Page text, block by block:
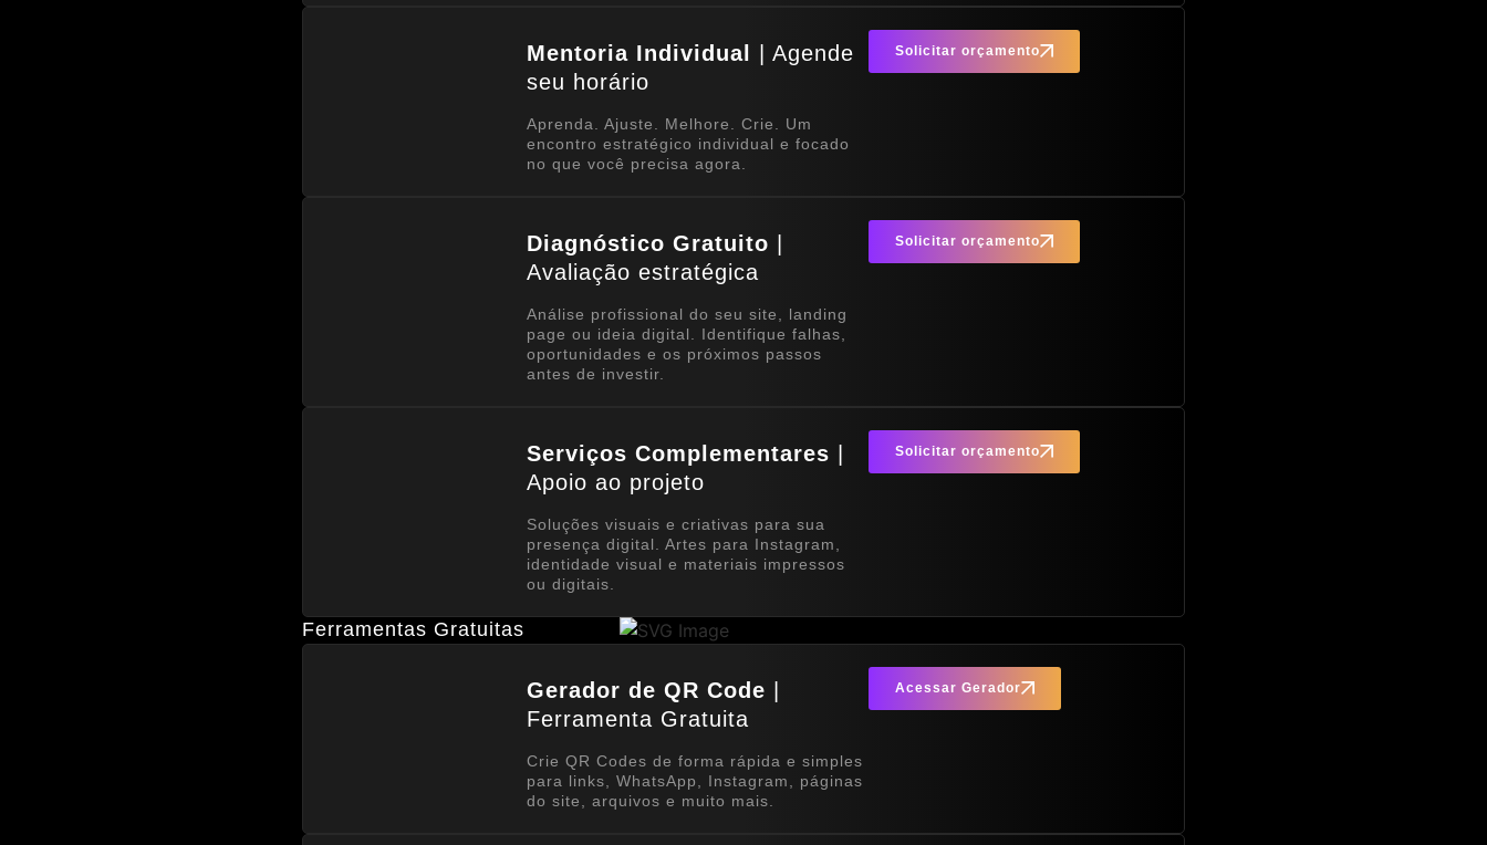
Mentoria Individual | Agende
seu horário
Aprenda. Ajuste. Melhore. Crie. Um
encontro estratégico individual e focado
no que você precisa agora.
Solicitar orçamento
Diagnóstico Gratuito |
Avaliação estratégica
Análise profissional do seu site, landing
page ou ideia digital. Identifique falhas,
oportunidades e os próximos passos
antes de investir.
Solicitar orçamento
Serviços Complementares |
Apoio ao projeto
Soluções visuais e criativas para sua
presença digital. Artes para Instagram,
identidade visual e materiais impressos
ou digitais.
Solicitar orçamento
Ferramentas Gratuitas
Gerador de QR Code |
Ferramenta Gratuita
Crie QR Codes de forma rápida e simples
para links, WhatsApp, Instagram, páginas
do site, arquivos e muito mais.
Acessar Gerador